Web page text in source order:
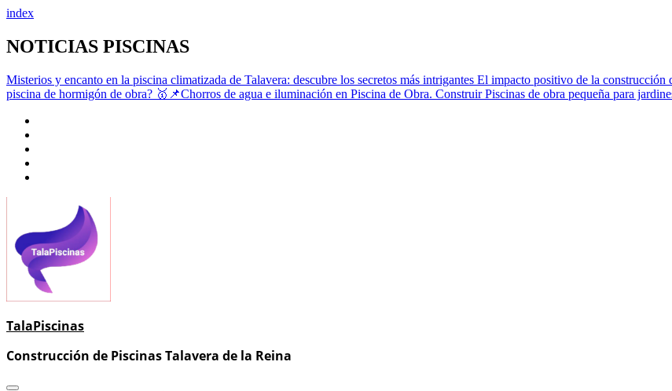
index
Saltar
al
NOTICIAS PISCINAS
Misterios y encanto en la piscina climatizada de Talavera: descubre los secretos más intrigantes El impacto positivo de la construcción
piscina de hormigón de obra? 🥇📌Chorros de agua e iluminación en Piscina de Obra. Construir Piscinas de obra pequeña para
TalaPiscinas
Construcción de Piscinas Talavera de la Reina